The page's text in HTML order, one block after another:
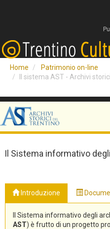
Home
Patrimonio on-line
Il sistema AST - Archivi
Il Sistema informativo
Introduzione
Il Sistema informativo degli
AST) è frutto di un progetto